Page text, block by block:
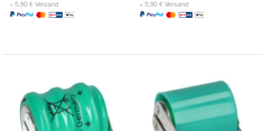
+ 5,90 € Versand + 5,90 € Versand